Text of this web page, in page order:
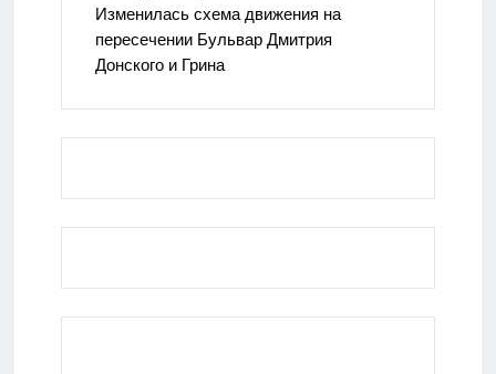
Изменилась схема движения на
пересечении Бульвар Дмитрия
Донского и Грина